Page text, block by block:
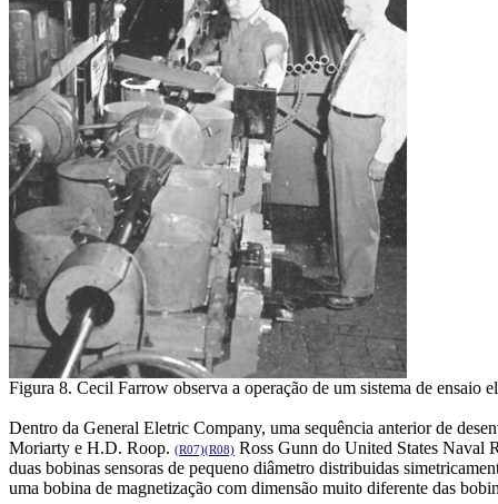
Figura 8. Cecil Farrow observa a operação de um sistema de ensaio
Dentro da General Eletric Company, uma sequência anterior de
Moriarty e H.D. Roop. (R07)(R08) Ross Gunn do United States Naval
duas bobinas sensoras de pequeno diâmetro distribuidas
uma bobina de magnetização com dimensão muito diferente das